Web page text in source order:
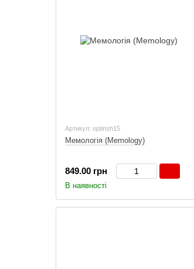
Артикул: optinsh15
Мемологія (Memology)
849.00 грн
В наявності